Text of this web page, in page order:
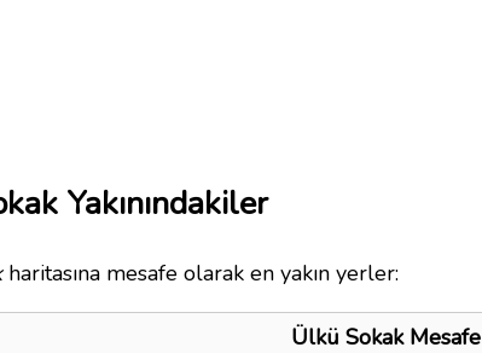
Yakınındakiler
haritasına mesafe olarak en yakın yerler:
Ülkü Sokak Mesafe